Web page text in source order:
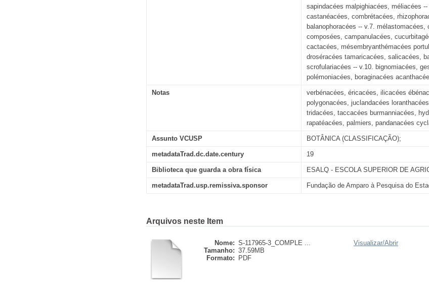
sapindacées malpighiacées, méliacées
castanéacées, combrétacées,
balanophoracées -- v.7.
composées, campanulacées,
cactacées, mésembryanthémacées
droséracées tamaricacées, salicacées,
scrofulariacées -- v.10. bignomiacées,
polémoniacées, boraginacées
Notas
verbénacées, éricacées, ilicacées
polygonacées, juclandacées
tridacées, taccacées burmanniacées,
rapatéacées, palmiers, pandanacées
Assunto VCUSP BOTÂNICA (CLASSIFICAÇÃO);
metadataTrad.dc.date.century 19
Biblioteca que guarda a obra física ESALQ - ESCOLA SUPERIOR DE
metadataTrad.usp.remissiva.sponsor Fundação de Amparo à Pesquisa do
Arquivos neste Item
Nome: S-117965-3_COMPLE ...
Tamanho: 37.59MB
Formato:
PDF
Visualizar/Abrir